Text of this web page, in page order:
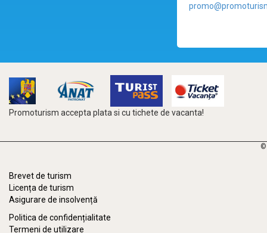
Promoturism accepta plata si cu tichete de vacanta!
©
Brevet de turism
Licența de turism
Asigurare de insolvență
Politica de confidențialitate
Termeni de utilizare